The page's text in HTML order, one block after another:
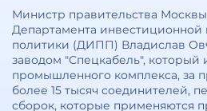
Министр правительства
Департамента
политики (ДИПП) Владислав
заводом "Спецкабель", который
промышленного комплекса, за
более 15 тысяч соединителей,
сборок, которые применяются